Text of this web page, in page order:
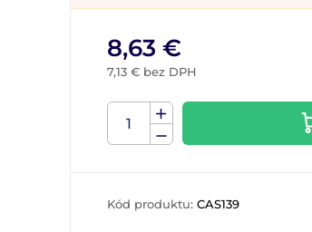
8,63 €
7,13 € bez DPH
Kód produktu: CAS139